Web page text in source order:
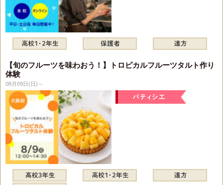
【旬のフルーツを味わおう！】トロピカルフルーツタルト作り
体験
08月09日(日)～